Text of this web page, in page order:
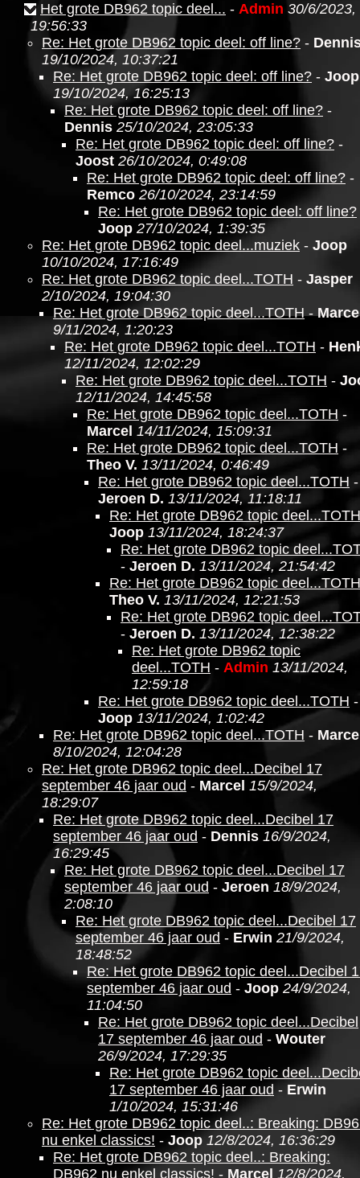
Het grote DB962 topic deel... - Admin 30/6/2023,
19:56:33
Re: Het grote DB962 topic deel: off line? -
19/10/2024, 10:37:21
Re: Het grote DB962 topic deel: off line? - Joop
19/10/2024, 16:25:13
Re: Het grote DB962 topic deel: off line? -
Dennis 25/10/2024, 23:05:33
Re: Het grote DB962 topic deel: off line? -
Joost 26/10/2024, 0:49:08
Re: Het grote DB962 topic deel: off line? -
Remco 26/10/2024, 23:14:59
Re: Het grote DB962 topic deel: off line?
Joop 27/10/2024, 1:39:35
Re: Het grote DB962 topic deel...muziek - Joop
10/10/2024, 17:16:49
Re: Het grote DB962 topic deel...TOTH - Jasper
2/10/2024, 19:04:30
Re: Het grote DB962 topic deel...TOTH-
9/11/2024, 1:20:23
Re: Het grote DB962 topic deel...TOTH -
12/11/2024, 12:02:29
Re: Het grote DB962 topic deel...TOTH -
12/11/2024, 14:45:58
Re: Het grote DB962 topic deel...TOTH -
Marcel 14/11/2024, 15:09:31
Re: Het grote DB962 topic deel...TOTH -
Theo V. 13/11/2024, 0:46:49
Re: Het grote DB962 topic deel...TOTH -
Jeroen D. 13/11/2024, 11:18:11
Re: Het grote DB962 topic deel...TOTH
Joop 13/11/2024, 18:24:37
Re: Het grote DB962 topic
- Jeroen D. 13/11/2024, 21:54:42
Re: Het grote DB962 topic deel...TOTH
Theo V. 13/11/2024, 12:21:53
Re: Het grote DB962 topic
- Jeroen D. 13/11/2024, 12:38:22
Re: Het grote DB962 topic
deel...TOTH - Admin 13/11/2024,
12:59:18
Re: Het grote DB962 topic deel...TOTH -
Joop 13/11/2024, 1:02:42
Re: Het grote DB962 topic deel...TOTH -
8/10/2024, 12:04:28
Re: Het grote DB962 topic deel...Decibel 17
september 46 jaar oud - Marcel 15/9/2024,
18:29:07
Re: Het grote DB962 topic deel...Decibel 17
september 46 jaar oud - Dennis 16/9/2024,
16:29:45
Re: Het grote DB962 topic deel...Decibel 17
september 46 jaar oud - Jeroen 18/9/2024,
2:08:10
Re: Het grote DB962 topic deel...Decibel 17
september 46 jaar oud - Erwin 21/9/2024,
18:48:52
Re: Het grote DB962 topic deel...Decibel
september 46 jaar oud - Joop 24/9/2024,
11:04:50
Re: Het grote DB962 topic deel...Decibel
17 september 46 jaar oud - Wouter
26/9/2024, 17:29:35
Re: Het grote DB962 topic
17 september 46 jaar oud - Erwin
1/10/2024, 15:31:46
Re: Het grote DB962 topic deel..: Breaking:
nu enkel classics! - Joop 12/8/2024, 16:36:29
Re: Het grote DB962 topic deel..: Breaking:
DB962 nu enkel classics! - Marcel 12/8/2024,